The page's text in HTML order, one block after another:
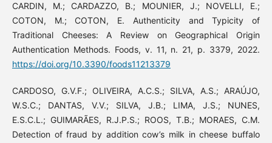
CARDIN, M.; CARDAZZO, B.; MOUNIER, J.; NOVELLI, E.;
COTON, M.; COTON, E. Authenticity and Typicity of
Traditional Cheeses: A Review on Geographical Origin
Authentication Methods. Foods, v. 11, n. 21, p. 3379, 2022.
https://doi.org/10.3390/foods11213379
CARDOSO, G.V.F.; OLIVEIRA, A.C.S.; SILVA, A.S.; ARAÚJO,
W.S.C.; DANTAS, V.V.; SILVA, J.B.; LIMA, J.S.; NUNES,
E.S.C.L.; GUIMARÃES, R.J.P.S.; ROOS, T.B.; MORAES, C.M.
Detection of fraud by addition cow’s milk in cheese buffalo